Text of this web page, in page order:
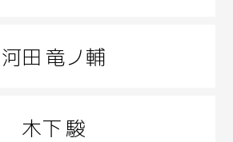
河田 竜ノ輔
木下 駿